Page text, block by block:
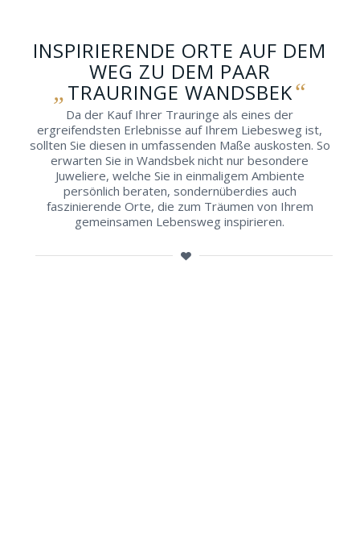
INSPIRIERENDE ORTE AUF DEM
WEG ZU DEM PAAR
„TRAURINGE WANDSBEK“
Da der Kauf Ihrer Trauringe als eines der
ergreifendsten Erlebnisse auf Ihrem Liebesweg ist,
sollten Sie diesen in umfassenden Maße auskosten. So
erwarten Sie in Wandsbek nicht nur besondere
Juweliere, welche Sie in einmaligem Ambiente
persönlich beraten, sondernüberdies auch
faszinierende Orte, die zum Träumen von Ihrem
gemeinsamen Lebensweg inspirieren.